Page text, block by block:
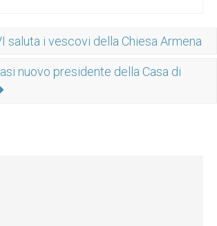
saluta i vescovi della Chiesa Armena
nuovo presidente della Casa di